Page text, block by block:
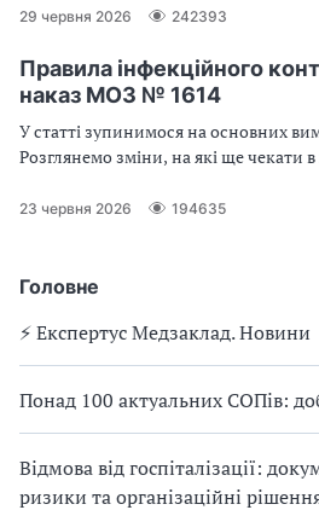
Головне
⚡️ Експертус Медзаклад. Новини
Понад 100 актуальних СОПів:
Відмова від госпіталізації:
ризики та організаційні
29 червня 2026 242393
Правила інфекційного
наказ МОЗ № 1614
У статті зупинимося на основних
Розглянемо зміни, на які ще чекати
23 червня 2026 194635